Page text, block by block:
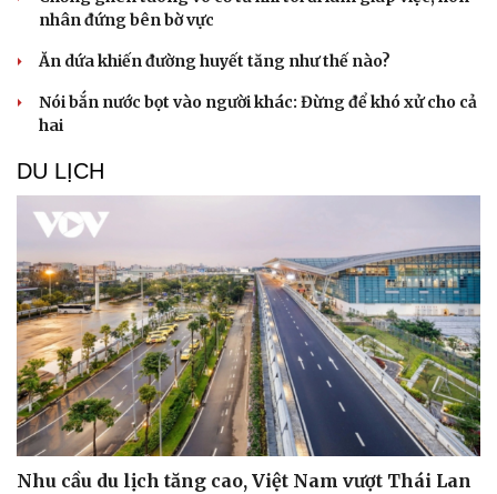
Dinh dưỡng - món ngon
Cây thuốc
Sản phụ khoa
Nhi khoa
Làm đẹp - giảm cân
Ăn sạch sống khỏe
Nhà đẹp
Tình yêu - Gia đình
nhân đứng bên bờ vực
Ăn dứa khiến đường huyết tăng như thế nào?
Nói bắn nước bọt vào người khác: Đừng để khó xử cho cả
hai
DU LỊCH
Nhu cầu du lịch tăng cao, Việt Nam vượt Thái Lan